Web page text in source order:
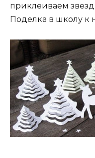
приклеиваем
Поделка в школу к